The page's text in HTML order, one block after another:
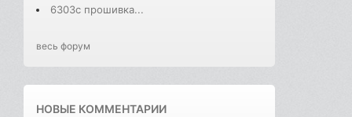
6303с прошивка...
весь форум
НОВЫЕ КОММЕНТАРИИ